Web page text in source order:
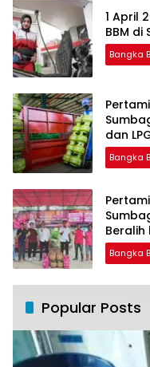
1 April
BBM di
Bangka
dan
Bangka
Beralih
Trade
Bangka
Popular Posts